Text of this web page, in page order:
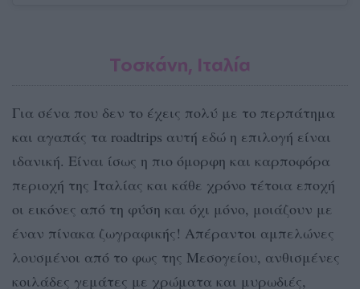
Τοσκάνη, Ιταλία
Για σένα που δεν το έχεις πολύ με το περπάτημα
και αγαπάς τα roadtrips αυτή εδώ η επιλογή είναι
ιδανική. Είναι ίσως η πιο όμορφη και καρποφόρα
περιοχή της Ιταλίας και κάθε χρόνο τέτοια εποχή
οι εικόνες από τη φύση και όχι μόνο, μοιάζουν με
έναν πίνακα ζωγραφικής! Απέραντοι αμπελώνες
λουσμένοι από το φως της Μεσογείου, ανθισμένες
κοιλάδες γεμάτες με χρώματα και μυρωδιές,